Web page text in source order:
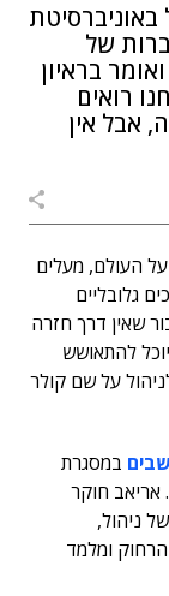
של
בראיון
רואים
אבל אין
העולם, מעלים
גלובליים
שאין דרך חזרה
להתאושש
על שם קולר
במסגרת
חוקר
ניהול,
ומלמד